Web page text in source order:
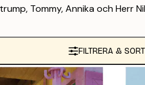
Tommy, Annika och Herr
FILTRERA &